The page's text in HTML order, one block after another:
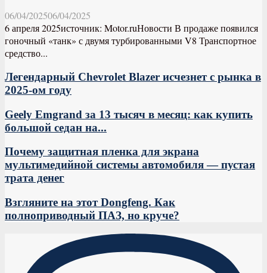
06/04/202506/04/2025
6 апреля 2025источник: Motor.ruНовости В продаже появился
гоночный «танк» с двумя турбированными V8 Транспортное
средство...
Легендарный Chevrolet Blazer исчезнет с рынка в
2025-ом году
Geely Emgrand за 13 тысяч в месяц: как купить
большой седан на...
Почему защитная пленка для экрана
мультимедийной системы автомобиля — пустая
трата денег
Взгляните на этот Dongfeng. Как
полноприводный ПАЗ, но круче?